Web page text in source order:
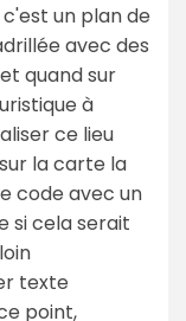
un plan de
avec des
quand sur
à
ce lieu
la carte la
code avec un
si cela serait
texte
point,